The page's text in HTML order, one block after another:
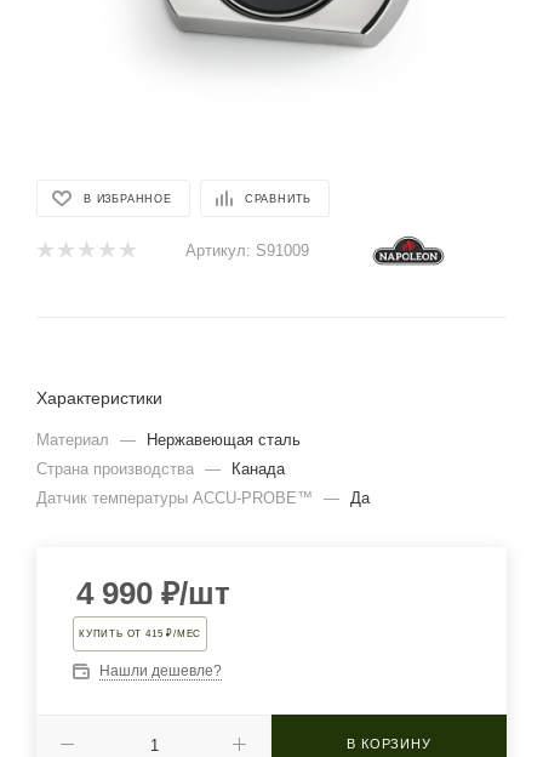
В ИЗБРАННОЕ СРАВНИТЬ
Артикул: S91009
Характеристики
Материал —
Нержавеющая сталь
Страна производства —
Канада
Датчик температуры ACCU-PROBE™
— Да
4 990 ₽/шт
КУПИТЬ ОТ 415 ₽/МЕС
Нашли дешевле?
В КОРЗИНУ